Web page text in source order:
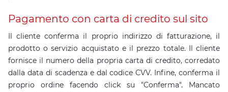
Pagamento con carta di credito sul sito
Il cliente conferma il proprio indirizzo di fatturazione, il
prodotto o servizio acquistato e il prezzo totale. Il cliente
fornisce il numero della propria carta di credito, corredato
dalla data di scadenza e dal codice CVV. Infine, conferma il
proprio ordine facendo click su "Conferma". Mancato